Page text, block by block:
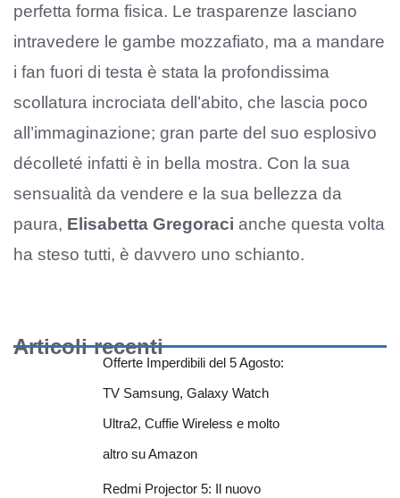
perfetta forma fisica. Le trasparenze lasciano
intravedere le gambe mozzafiato, ma a mandare
i fan fuori di testa è stata la profondissima
scollatura incrociata dell’abito, che lascia poco
all’immaginazione; gran parte del suo esplosivo
décolleté infatti è in bella mostra. Con la sua
sensualità da vendere e la sua bellezza da
paura, Elisabetta Gregoraci anche questa volta
ha steso tutti, è davvero uno schianto.
Articoli recenti
Offerte Imperdibili del 5 Agosto:
TV Samsung, Galaxy Watch
Ultra2, Cuffie Wireless e molto
altro su Amazon
Redmi Projector 5: Il nuovo